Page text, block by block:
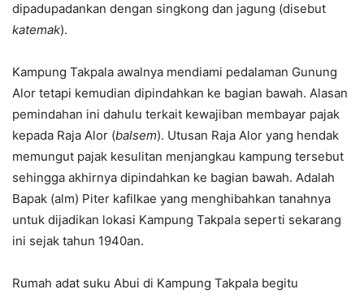
dipadupadankan dengan singkong dan jagung (disebut
katemak).
Kampung Takpala awalnya mendiami pedalaman Gunung
Alor tetapi kemudian dipindahkan ke bagian bawah. Alasan
pemindahan ini dahulu terkait kewajiban membayar pajak
kepada Raja Alor (balsem). Utusan Raja Alor yang hendak
memungut pajak kesulitan menjangkau kampung tersebut
sehingga akhirnya dipindahkan ke bagian bawah. Adalah
Bapak (alm) Piter kafilkae yang menghibahkan tanahnya
untuk dijadikan lokasi Kampung Takpala seperti sekarang
ini sejak tahun 1940an.
Rumah adat suku Abui di Kampung Takpala begitu